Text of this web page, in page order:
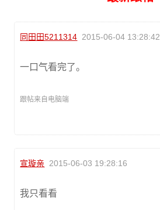
同田田5211314 2015-06-04 13:28:42
一口气看完了。
跟帖来自电脑端
宣璇亲 2015-06-03 19:28:16
我只看看